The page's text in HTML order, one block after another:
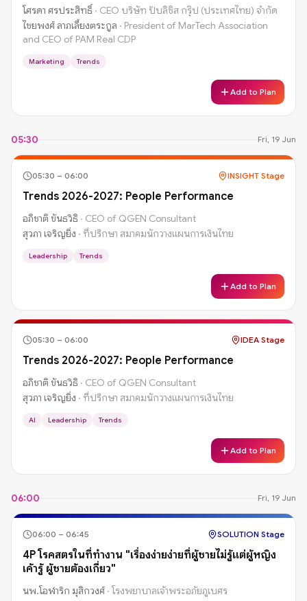
โศรดา ศรประสิทธิ์ · CEO บริษัท ปับลิซิส กรุ๊ป (ประเทศไทย) จำกัด
ไชยพงศ์ ลาภเลี้ยงตระกูล · President of MarTech Association
and CEO of PAM Real CDP
Marketing Trends
Add to Plan
05:30 Fri, 19 Jun
05:30 – 06:00 INSIGHT Stage
Trends 2026-2027: People Performance
อภิชาติ ขันธวิธิ · CEO of QGEN Consultant
สุวภา เจริญยิ่ง · ที่ปรึกษา สมาคมนักวางแผนการเงินไทย
Leadership Trends
Add to Plan
05:30 – 06:00 IDEA Stage
Trends 2026-2027: People Performance
อภิชาติ ขันธวิธิ · CEO of QGEN Consultant
สุวภา เจริญยิ่ง · ที่ปรึกษา สมาคมนักวางแผนการเงินไทย
AI Leadership Trends
Add to Plan
06:00 Fri, 19 Jun
06:00 – 06:45 SOLUTION Stage
4P โรคสตรีในที่ทำงาน "เรื่องง่ายง่ายที่ผู้ชายไม่รู้แต่ผู้หญิง
เค้ารู้ ผู้ชายต้องเกี่ยว"
นพ.โอฬาริก มุสิกวงศ์ · โรงพยาบาลเจ้าพระอภัยภูเบศร